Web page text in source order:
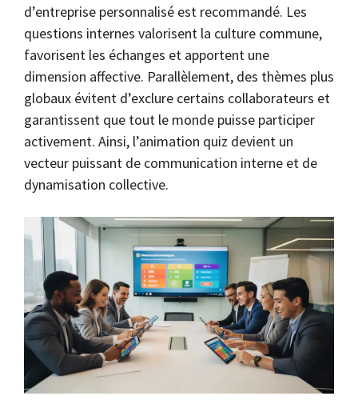
d’entreprise personnalisé est recommandé. Les
questions internes valorisent la culture commune,
favorisent les échanges et apportent une
dimension affective. Parallèlement, des thèmes plus
globaux évitent d’exclure certains collaborateurs et
garantissent que tout le monde puisse participer
activement. Ainsi, l’animation quiz devient un
vecteur puissant de communication interne et de
dynamisation collective.